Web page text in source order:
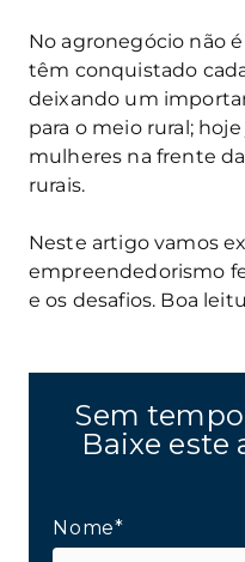
No agronegócio não
têm conquistado
deixando um
para o meio rural;
mulheres na frente
rurais.
Neste artigo vamos
empreendedorismo
e os desafios. Boa
Sem
Baixe este
Nome*